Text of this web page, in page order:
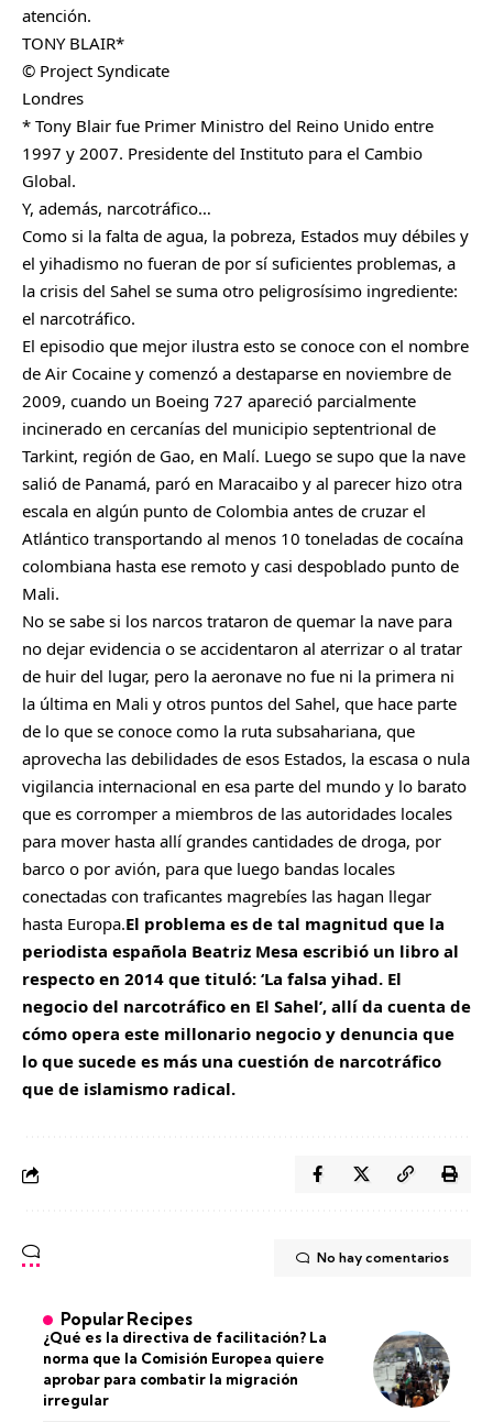
atención.
TONY BLAIR*
© Project Syndicate
Londres
* Tony Blair fue Primer Ministro del Reino Unido entre
1997 y 2007. Presidente del Instituto para el Cambio
Global.
Y, además, narcotráfico…
Como si la falta de agua, la pobreza, Estados muy débiles y
el yihadismo no fueran de por sí suficientes problemas, a
la crisis del Sahel se suma otro peligrosísimo ingrediente:
el narcotráfico.
El episodio que mejor ilustra esto se conoce con el nombre
de Air Cocaine y comenzó a destaparse en noviembre de
2009, cuando un Boeing 727 apareció parcialmente
incinerado en cercanías del municipio septentrional de
Tarkint, región de Gao, en Malí. Luego se supo que la nave
salió de Panamá, paró en Maracaibo y al parecer hizo otra
escala en algún punto de Colombia antes de cruzar el
Atlántico transportando al menos 10 toneladas de cocaína
colombiana hasta ese remoto y casi despoblado punto de
Mali.
No se sabe si los narcos trataron de quemar la nave para
no dejar evidencia o se accidentaron al aterrizar o al tratar
de huir del lugar, pero la aeronave no fue ni la primera ni
la última en Mali y otros puntos del Sahel, que hace parte
de lo que se conoce como la ruta subsahariana, que
aprovecha las debilidades de esos Estados, la escasa o nula
vigilancia internacional en esa parte del mundo y lo barato
que es corromper a miembros de las autoridades locales
para mover hasta allí grandes cantidades de droga, por
barco o por avión, para que luego bandas locales
conectadas con traficantes magrebíes las hagan llegar
hasta Europa.El problema es de tal magnitud que la
periodista española Beatriz Mesa escribió un libro al
respecto en 2014 que tituló: ‘La falsa yihad. El
negocio del narcotráfico en El Sahel’, allí da cuenta de
cómo opera este millonario negocio y denuncia que
lo que sucede es más una cuestión de narcotráfico
que de islamismo radical.
No hay comentarios
Popular Recipes
¿Qué es la directiva de facilitación? La
norma que la Comisión Europea quiere
aprobar para combatir la migración
irregular